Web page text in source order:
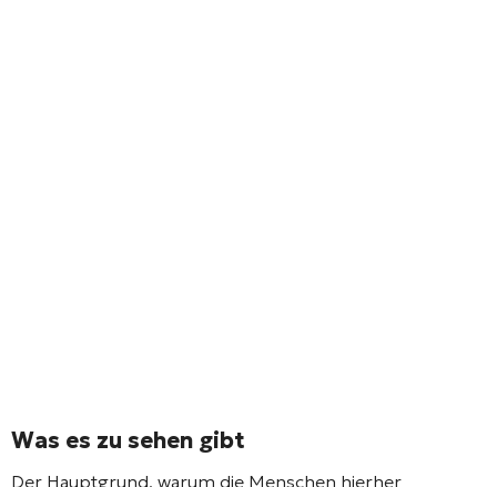
Was es zu sehen gibt
Der Hauptgrund, warum die Menschen hierher